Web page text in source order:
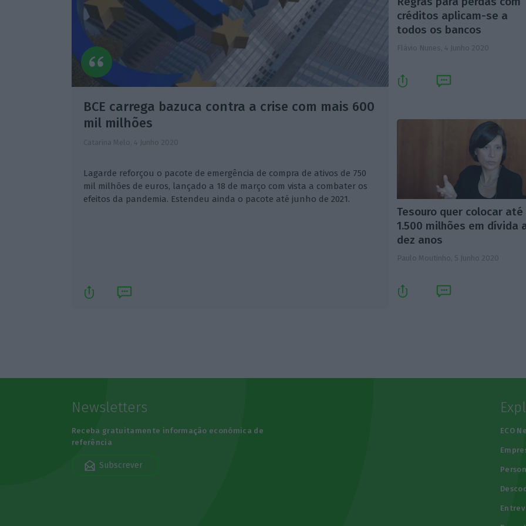
BCE carrega bazuca contra a crise com mais 600
mil milhões
Catarina Melo, 4 Junho 2020
Lagarde reforçou o pacote de emergência de compra de ativos de 750
mil milhões de euros, lançado a 18 de março com vista a combater os
efeitos da pandemia. Estendeu ainda o pacote até junho de 2021.
créditos aplicam-se a
todos os bancos
Flávio Nunes, 4 Junho 2020
Tesouro quer colocar até
1.500 milhões em dívida
dez anos
Paulo Moutinho, 5 Junho 2020
Newsletters
Receba gratuitamente informação económica de
referência
Subscrever
ECO